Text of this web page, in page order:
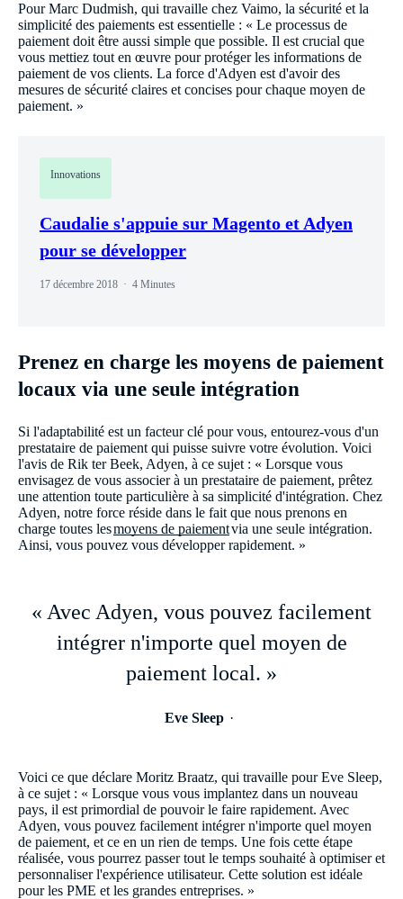
Pour Marc Dudmish, qui travaille chez Vaimo, la sécurité et la
simplicité des paiements est essentielle : « Le processus de
paiement doit être aussi simple que possible. Il est crucial que
vous mettiez tout en œuvre pour protéger les informations de
paiement de vos clients. La force d'Adyen est d'avoir des
mesures de sécurité claires et concises pour chaque moyen de
paiement. »
Innovations
Caudalie s'appuie sur Magento et Adyen
pour se développer
17 décembre 2018 4 Minutes
Prenez en charge les moyens de paiement
locaux via une seule intégration
Si l'adaptabilité est un facteur clé pour vous, entourez-vous d'un
prestataire de paiement qui puisse suivre votre évolution. Voici
l'avis de Rik ter Beek, Adyen, à ce sujet : « Lorsque vous
envisagez de vous associer à un prestataire de paiement, prêtez
une attention toute particulière à sa simplicité d'intégration. Chez
Adyen, notre force réside dans le fait que nous prenons en
charge toutes lesmoyens de paiementvia une seule intégration.
Ainsi, vous pouvez vous développer rapidement. »
« Avec Adyen, vous pouvez facilement
intégrer n'importe quel moyen de
paiement local. »
Eve Sleep
Voici ce que déclare Moritz Braatz, qui travaille pour Eve Sleep,
à ce sujet : « Lorsque vous vous implantez dans un nouveau
pays, il est primordial de pouvoir le faire rapidement. Avec
Adyen, vous pouvez facilement intégrer n'importe quel moyen
de paiement, et ce en un rien de temps. Une fois cette étape
réalisée, vous pourrez passer tout le temps souhaité à optimiser et
personnaliser l'expérience utilisateur. Cette solution est idéale
pour les PME et les grandes entreprises. »